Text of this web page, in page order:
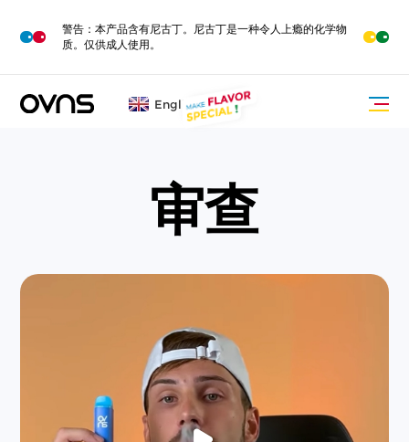
R E
警告：本产品含有尼古丁。尼古丁是一种令人上瘾的化学物
质。仅供成人使用。
English
审查